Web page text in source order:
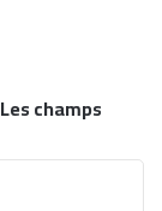
Les champs